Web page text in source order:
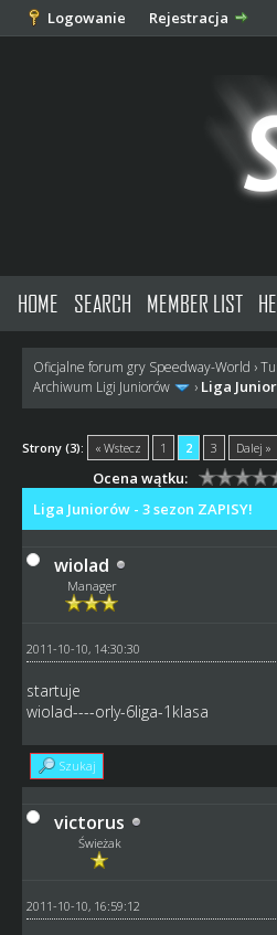
Logowanie Rejestracja
HOME SEARCH MEMBER LIST
Oficjalne forum gry Speedway-World ›
Archiwum Ligi Juniorów
› Liga
Strony (3): « Wstecz 1 2 3 Dalej »
Ocena wątku:
Liga Juniorów - 3 sezon ZAPISY!
wiolad
Manager
2011-10-10, 14:30:30
startuje
wiolad----orly-6liga-1klasa
Szukaj
victorus
Świeżak
2011-10-10, 16:59:12